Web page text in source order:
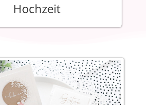
Hochzeit